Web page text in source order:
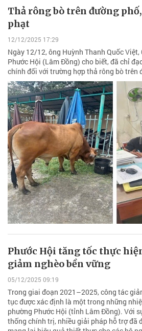
Thả rông bò trên đường
phạt
12/12/2025 17:29
Ngày 12/12, ông Huỳnh Thanh Quốc Việt,
Phước Hội (Lâm Đồng) cho biết, đã chỉ
chính đối với trường hợp thả rông bò trên
Phước Hội tăng tốc thực
giảm nghèo bền vững
05/12/2025 09:19
Trong giai đoạn 2021–2025, công tác
tục được xác định là một trong những
phường Phước Hội (tỉnh Lâm Đồng). Với
thống chính trị, nhiều giải pháp hỗ trợ đã